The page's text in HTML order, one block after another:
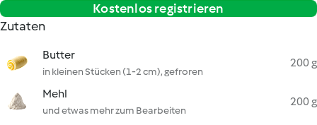
Kostenlos registrieren
Zutaten
Butter
in kleinen Stücken (1-2 cm), gefroren
200 g
Mehl
und etwas mehr zum Bearbeiten
200 g